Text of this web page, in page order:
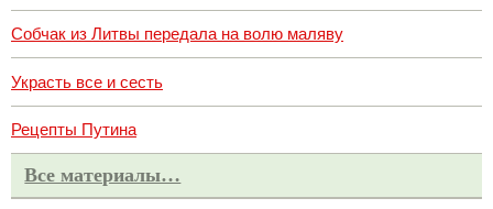
Собчак из Литвы передала на волю маляву
Украсть все и сесть
Рецепты Путина
Все материалы…